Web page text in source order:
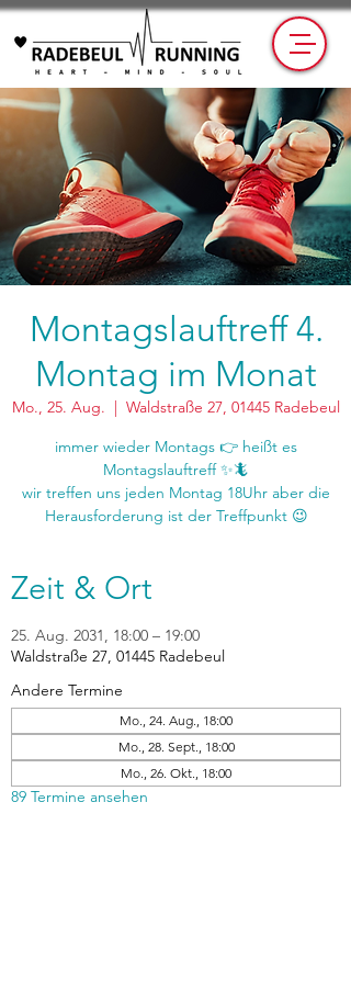
Montagslauftreff 4.
Montag im Monat
Mo., 25. Aug.
  |
Waldstraße 27, 01445 Radebeul
immer wieder Montags 👉 heißt es
Montagslauftreff ✨🦎
wir treffen uns jeden Montag 18Uhr aber die
Zeit & Ort
25. Aug. 2031, 18:00 – 19:00
Waldstraße 27, 01445 Radebeul
Andere Termine
Mo., 24. Aug., 18:00
Mo., 28. Sept., 18:00
Mo., 26. Okt., 18:00
89 Termine ansehen